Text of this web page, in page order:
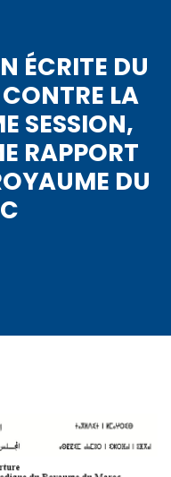
ÉCRITE DU
LA
SESSION,
RAPPORT
DU